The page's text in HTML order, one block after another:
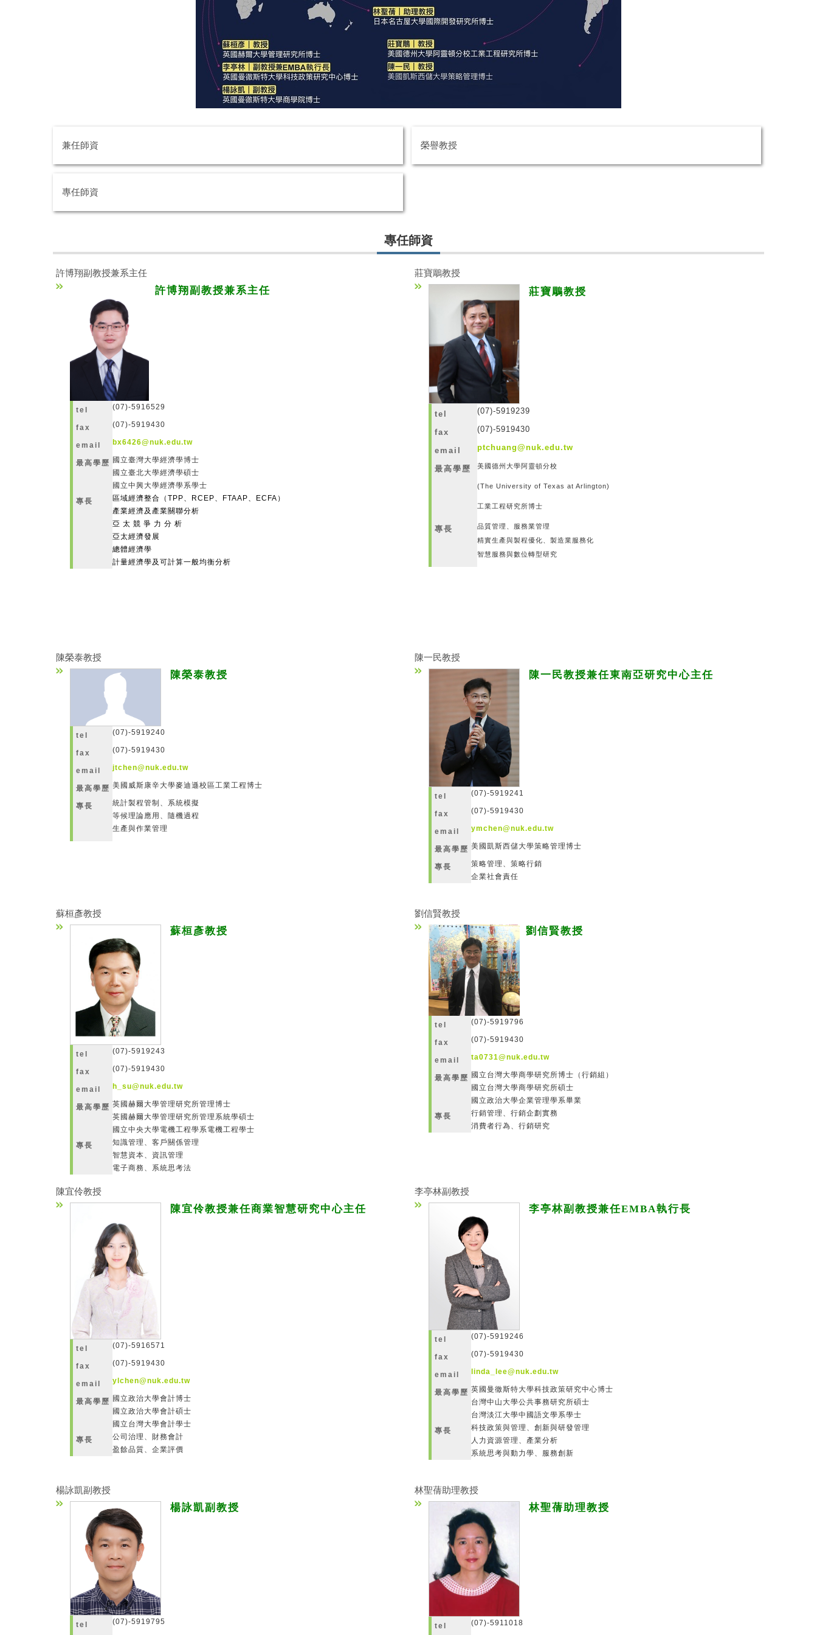
兼任師資 榮譽教授
專任師資
專任師資
許博翔副教授兼系主任
許博翔副教授兼系主任
tel (07)-5916529
fax (07)-5919430
email bx6426@nuk.edu.tw
最高學歷 國立臺灣大學經濟學博士
國立臺北大學經濟學碩士
國立中興大學經濟學系學士
專長
區域經濟整合（TPP、RCEP、FTAAP、ECFA）
產業經濟及產業關聯分析
亞太競爭力分析
亞太經濟發展
總體經濟學
計量經濟學及可計算一般均衡分析
莊寶鵰教授
莊寶鵰教授
tel (07)-5919239
fax (07)-5919430
email ptchuang@nuk.edu.tw
最高學歷 美國德州大學阿靈頓分校
(The University of Texas at Arlington)
工業工程研究所博士
專長
品質管理、服務業管理
精實生產與製程優化、製造業服務化
智慧服務與數位轉型研究
陳榮泰教授
陳榮泰教授
tel (07)-5919240
fax (07)-5919430
email jtchen@nuk.edu.tw
最高學歷 美國威斯康辛大學麥迪遜校區工業工程博士
專長
統計製程管制、系統模擬
等候理論應用、隨機過程
生產與作業管理
陳一民教授
陳一民教授兼任東南亞研究中心主任
tel (07)-5919241
fax (07)-5919430
email ymchen@nuk.edu.tw
最高學歷 美國凱斯西儲大學策略管理博士
專長 策略管理、 策略行銷
企業社會責任
蘇桓彥教授
蘇桓彥教授
tel (07)-5919243
fax (07)-5919430
email h_su@nuk.edu.tw
最高學歷 英國赫爾大學管理研究所管理博士
英國赫爾大學管理研究所管理系統學碩士
國立中央大學電機工程學系電機工程學士
專長
知識管理、客戶關係管理
智慧資本、資訊管理
電子商務、系統思考法
劉信賢教授
劉信賢教授
tel (07)-5919796
fax (07)-5919430
email ta0731@nuk.edu.tw
最高學歷 國立台灣大學商學研究所博士（行銷組）
國立台灣大學商學研究所碩士
國立政治大學企業管理學系畢業
專長
行銷管理、行銷企劃實務
消費者行為、行銷研究
陳宜伶教授
陳宜伶教授兼任商業智慧研究中心主任
tel (07)-5916571
fax (07)-5919430
email ylchen@nuk.edu.tw
最高學歷 國立政治大學會計博士
國立政治大學會計碩士
國立台灣大學會計學士
專長
公司治理、財務會計
盈餘品質、企業評價
李亭林副教授
李亭林副教授兼任EMBA執行長
tel (07)-5919246
fax (07)-5919430
email linda_lee@nuk.edu.tw
最高學歷 英國曼徹斯特大學科技政策研究中心博士
台灣中山大學公共事務研究所碩士
台灣淡江大學中國語文學系學士
專長
科技政策與管理、創新與研發管理
人力資源管理、產業分析
系統思考與動力學、服務創新
楊詠凱副教授
楊詠凱副教授
tel (07)-5919795
林聖蒨助理教授
林聖蒨助理教授
tel (07)-5911018